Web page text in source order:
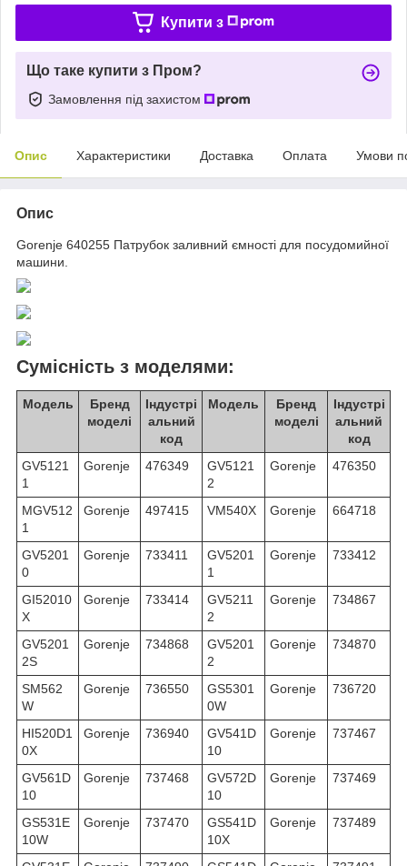
Купити з
Що таке купити з Пром?
Замовлення під захистом
Опис Характеристики Доставка Оплата Умови
Опис
Gorenje 640255 Патрубок заливний ємності для посудомийної
машини.
Сумісність з моделями:
Модель
Бренд
моделі
Індустрі
альний
код
Модель
Бренд
моделі
Індустрі
альний
код
GV5121
1
Gorenje 476349
GV5121
2
Gorenje 476350
MGV512
1
Gorenje 497415 VM540X Gorenje 664718
GV5201
0
Gorenje 733411
GV5201
1
Gorenje 733412
GI52010
X
Gorenje 733414
GV5211
2
Gorenje 734867
GV5201
2S
Gorenje 734868
GV5201
2
Gorenje 734870
SM562
W
Gorenje 736550
GS5301
0W
Gorenje 736720
HI520D1
0X
Gorenje 736940
GV541D
10
Gorenje 737467
GV561D
10
Gorenje 737468
GV572D
10
Gorenje 737469
GS531E
10W
Gorenje 737470
GS541D
10X
Gorenje 737489